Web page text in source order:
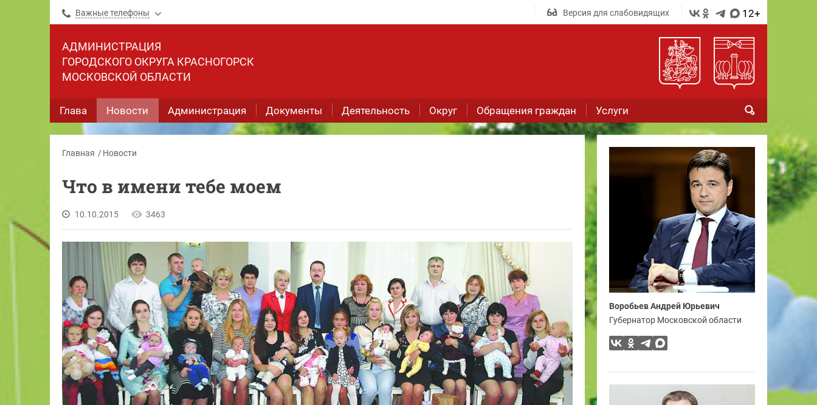
Важные телефоны Версия для слабовидящих 12+
АДМИНИСТРАЦИЯ
ГОРОДСКОГО ОКРУГА КРАСНОГОРСК
МОСКОВСКОЙ ОБЛАСТИ
Глава Новости Администрация Документы Деятельность Округ Обращения граждан Услуги
Главная Новости
Что в имени тебе моем
10.10.2015 3463
Воробьев Андрей Юрьевич
Губернатор Московской области